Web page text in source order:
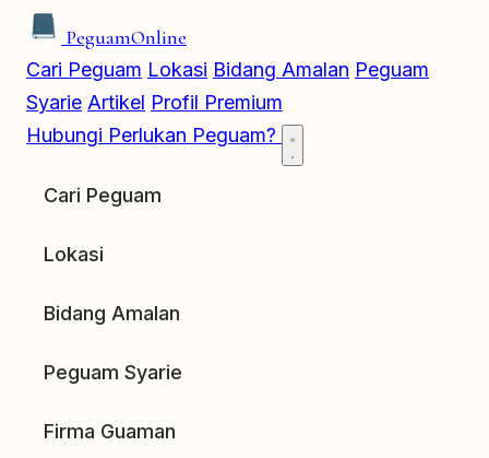
PeguamOnline
Cari Peguam Lokasi Bidang Amalan Peguam
Syarie Artikel Profil Premium
Hubungi Perlukan Peguam?
Cari Peguam
Lokasi
Bidang Amalan
Peguam Syarie
Firma Guaman